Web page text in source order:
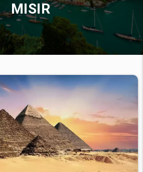
MISIR